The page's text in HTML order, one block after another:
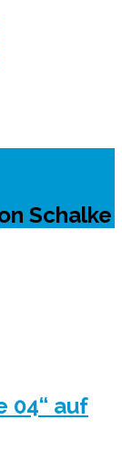
Schalke
04“ auf